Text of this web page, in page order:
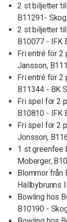
2 st biljetter
B11291-
2 st biljetter
B10077 - IFK
Fri entré för 2
Jansson,
Fri entré för 2
B11344 - BK
Fri spel för 2
B10810 - IFK
Fri spel för 2
Jonsson,
1 st greenfee
Moberger,
Blommor från
Hällbybrunns
Bowling hos
B10190 -